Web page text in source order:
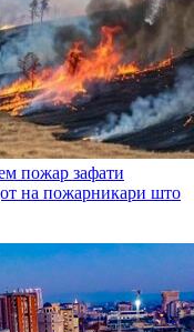
зафати
на пожарникари што